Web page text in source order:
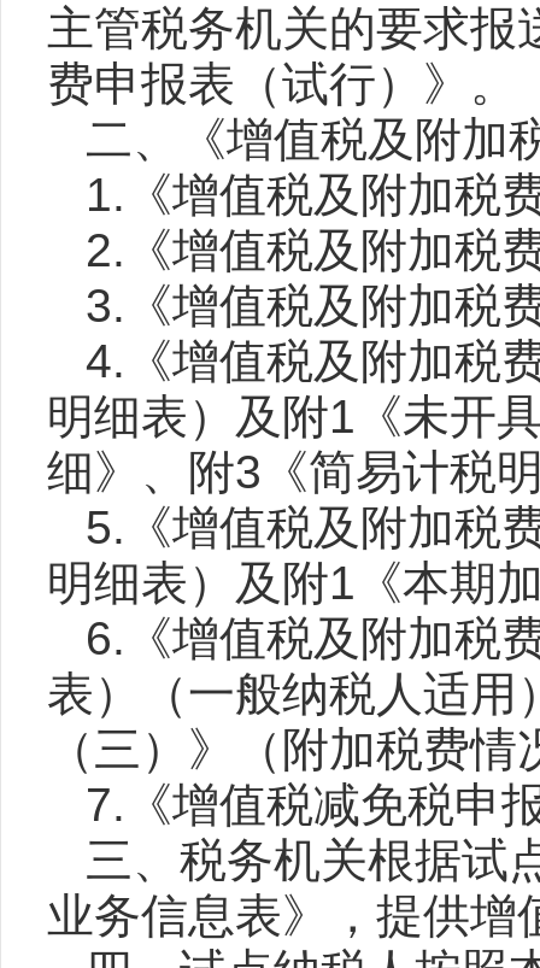
主管税务机关的要求
费申报表（试行）》。
二、《增值税及附加
1.《增值税及附加税
2.《增值税及附加税
3.《增值税及附加税
4.《增值税及附加税
明细表）及附1《未开
细》、附3《简易计税
5.《增值税及附加税
明细表）及附1《本期
6.《增值税及附加税
表）（一般纳税人适用
（三）》（附加税费
7.《增值税减免税申
三、税务机关根据试
业务信息表》，提供增